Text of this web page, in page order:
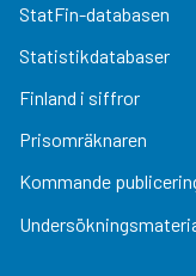
StatFin-databasen
Statistikdatabaser
Finland i siffror
Prisomräknaren
Kommande